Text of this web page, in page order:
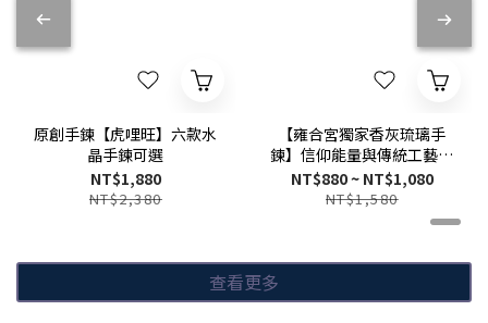
原創手鍊【虎哩旺】六款水
晶手鍊可選
NT$1,880
NT$2,380
【雍合宮獨家香灰琉璃手
鍊】信仰能量與傳統工藝，
守護平安招財納福
NT$880 ~ NT$1,080
NT$1,580
查看更多